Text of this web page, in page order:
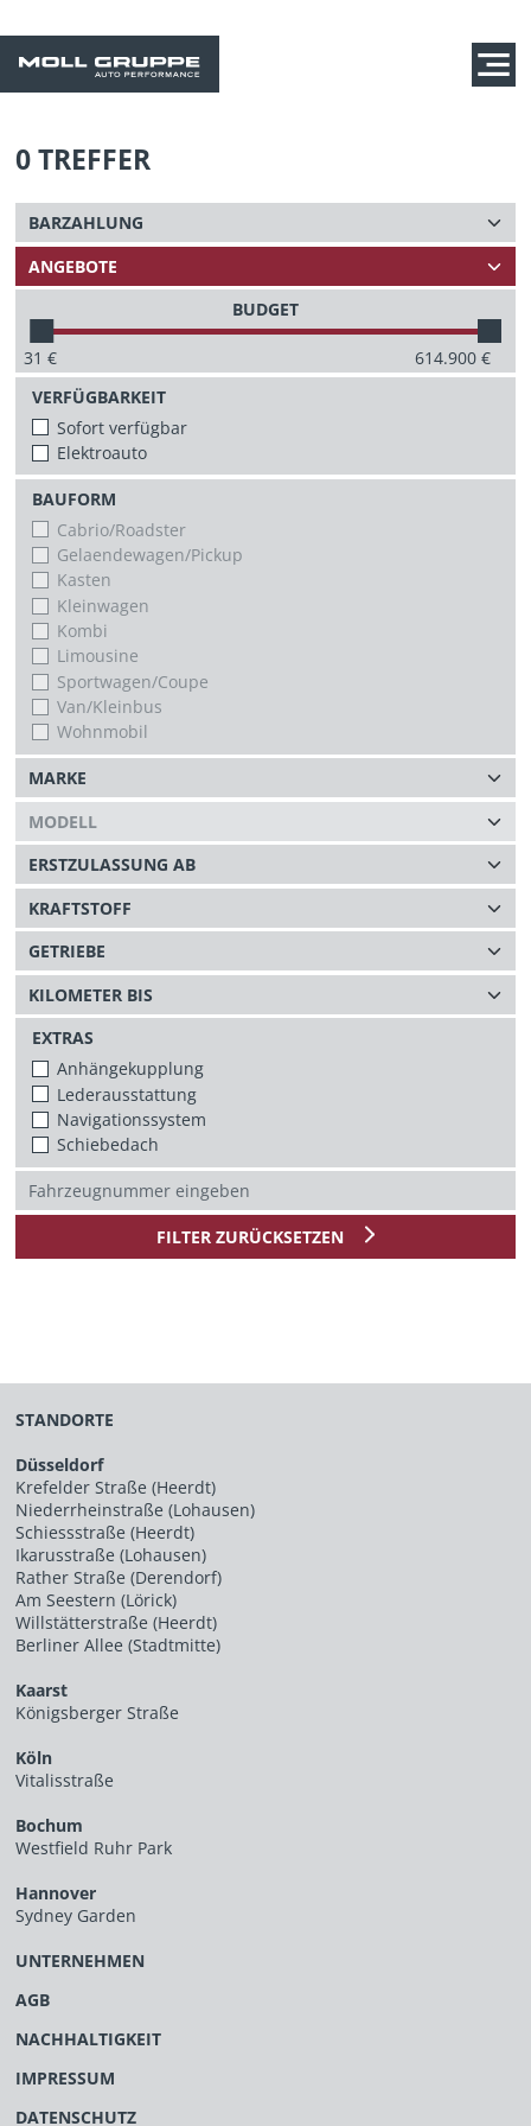
0TREFFER
BUDGET
31 € 614.900€
VERFÜGBARKEIT
Sofort verfügbar
Elektroauto
BAUFORM
Cabrio/Roadster
Gelaendewagen/Pickup
Kasten
Kleinwagen
Kombi
Limousine
Sportwagen/Coupe
Van/Kleinbus
Wohnmobil
EXTRAS
Anhängekupplung
Lederausstattung
Navigationssystem
Schiebedach
FILTER ZURÜCKSETZEN
STANDORTE
Düsseldorf
Krefelder Straße (Heerdt)
Niederrheinstraße (Lohausen)
Schiessstraße (Heerdt)
Ikarusstraße (Lohausen)
Rather Straße (Derendorf)
Am Seestern (Lörick)
Willstätterstraße (Heerdt)
Berliner Allee (Stadtmitte)
Kaarst
Königsberger Straße
Köln
Vitalisstraße
Bochum
Westfield Ruhr Park
Hannover
Sydney Garden
UNTERNEHMEN
AGB
NACHHALTIGKEIT
IMPRESSUM
DATENSCHUTZ